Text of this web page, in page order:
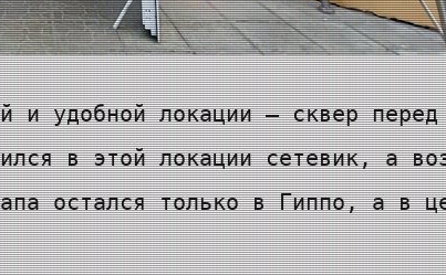
и удобной локации — сквер
в этой локации сетевик, а
остался только в Гиппо, а в